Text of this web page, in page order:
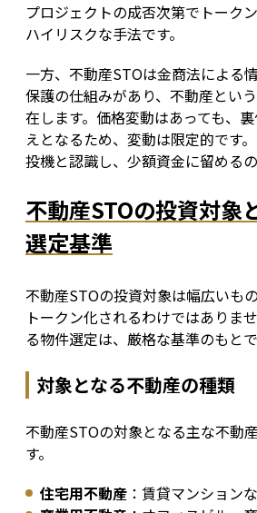
プロジェクトの成否次第でトーク
ハイリスクな手法です。
一方、不動産STOは金商法による
保護の仕組みがあり、不動産とい
在します。価格変動はあっても、
えとなるため、変動は限定的です
投機と認識し、少額資金に留める
不動産STOの投資対象
選定基準
不動産STOの投資対象は幅広いも
トークン化されるわけではありま
る物件選定は、厳格な基準のもとで
対象となる不動産の種類
不動産STOの対象となる主な不動
す。
住宅用不動産 ：賃貸マンション